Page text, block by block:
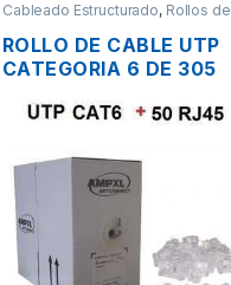
Cableado Estructurado, Rollos de
ROLLO DE CABLE UTP
CATEGORIA 6 DE 305
CONECTORES